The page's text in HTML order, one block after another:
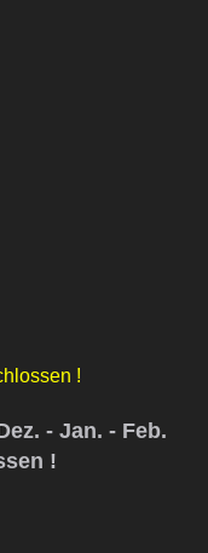
!
- Jan. - Feb.
!